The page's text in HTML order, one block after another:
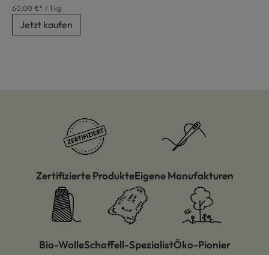
60,00 €* / 1 kg
Jetzt kaufen
Zertifizierte ProdukteEigene Manufakturen
Bio-WolleSchaffell-SpezialistÖko-Pionier